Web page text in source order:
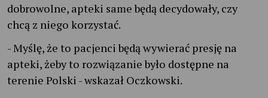
dobrowolne, apteki same będą decydowały, czy
chcą z niego korzystać.
- Myślę, że to pacjenci będą wywierać presję na
apteki, żeby to rozwiązanie było dostępne na
terenie Polski - wskazał Oczkowski.